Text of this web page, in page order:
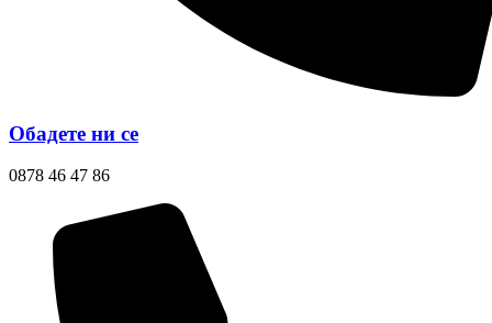
Обадете ни се
0878 46 47 86